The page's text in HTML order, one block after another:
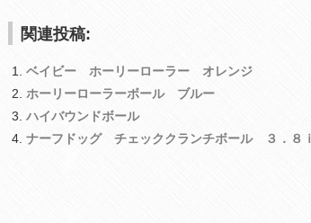
関連投稿:
ベイビー ホーリーローラー オレンジ
ホーリーローラーボール ブルー
ハイバウンドボール
ナーフドッグ チェッククランチボール ３．８ｉ